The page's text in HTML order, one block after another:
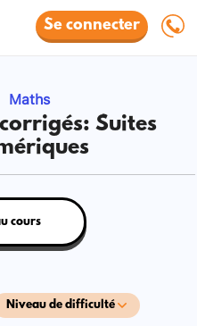
Se connecter
Maths
Suites
Niveau de difficulté
cours